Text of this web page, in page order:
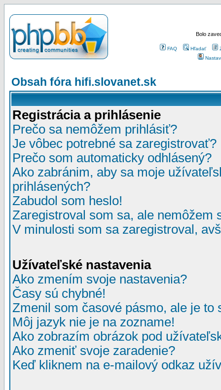
Bolo
FAQ Hľadať
Obsah fóra hifi.slovanet.sk
Registrácia a prihlásenie
Prečo sa nemôžem prihlásiť?
Je vôbec potrebné sa zaregistrovať?
Prečo som automaticky odhlásený?
Ako zabránim, aby sa moje
prihlásených?
Zabudol som heslo!
Zaregistroval som sa, ale nemôžem
V minulosti som sa zaregistroval,
Užívateľské nastavenia
Ako zmením svoje nastavenia?
Časy sú chybné!
Zmenil som časové pásmo, ale je to
Môj jazyk nie je na zozname!
Ako zobrazím obrázok pod
Ako zmeniť svoje zaradenie?
Keď kliknem na e-mailový odkaz